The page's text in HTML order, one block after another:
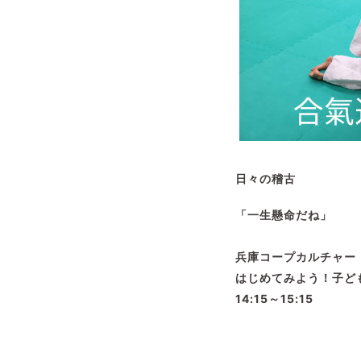
日々の稽古
「一生懸命だね」
兵庫コープカルチャー
はじめてみよう！子ど
14:15～15:15